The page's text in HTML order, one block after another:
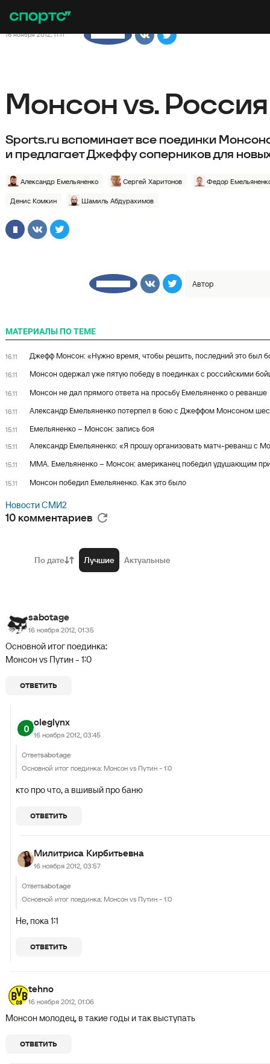
16 ноября 2012, 11:11 □□□□□□□□
Монсон vs.
Sports.ru вспоминает все поединки
и предлагает Джеффу соперников для
Александр Емельяненко Сергей Харитонов Федор
Денис Комкин Шамиль Абдурахимов
□
□□□□□□□□ Автор
МАТЕРИАЛЫ ПО ТЕМЕ
16.11 Джефф Монсон: «Нужно время, чтобы решить, последний это был
16.11 Монсон одержал уже пятую победу в поединках с российскими
16.11 Монсон не дал прямого ответа на просьбу Емельяненко о реванше
16.11 Александр Емельяненко потерпел в бою с Джеффом Монсоном
15.11 Емельяненко – Монсон: запись боя
15.11 Александр Емельяненко: «Я прошу организовать матч-реванш с
15.11 MMA. Емельяненко – Монсон: американец победил удушающим
15.11 Монсон победил Емельяненко. Как это было
Новости СМИ2
10 комментариев
По дате Лучшие Актуальные
sabotage
16 ноября 2012, 01:35
Основной итог поединка:
Монсон vs Путин - 1:0
ОТВЕТИТЬ
oleglynx
16 ноября 2012, 03:45
Ответsabotage
Основной итог поединка: Монсон vs Путин - 1:0
кто про что, а вшивый про баню
ОТВЕТИТЬ
Милитриса Кирбитьевна
16 ноября 2012, 03:57
Ответsabotage
Основной итог поединка: Монсон vs Путин - 1:0
Не, пока 1:1
ОТВЕТИТЬ
tehno
16 ноября 2012, 01:06
Монсон молодец, в такие годы и так выступать
ОТВЕТИТЬ